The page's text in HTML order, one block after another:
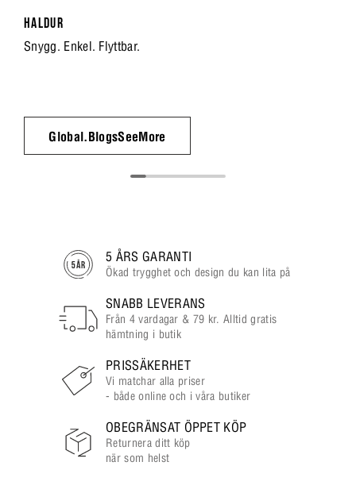
HALDUR
Snygg. Enkel. Flyttbar.
Global.BlogsSeeMore
5 ÅRS GARANTI
Ökad trygghet och design du kan lita på
SNABB LEVERANS
Från 4 vardagar & 79 kr. Alltid gratis
hämtning i butik
PRISSÄKERHET
Vi matchar alla priser
- både online och i våra butiker
OBEGRÄNSAT ÖPPET KÖP
Returnera ditt köp
när som helst